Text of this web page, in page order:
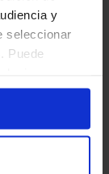
y
seleccionar
Puede
o clicando en
a
3 líneas
en sus
a